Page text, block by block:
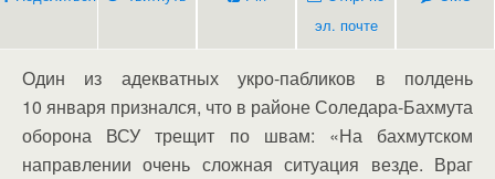
эл. почте
Один из адекватных укро-пабликов в полдень
10 января признался, что в районе Соледара-Бахмута
оборона ВСУ трещит по швам: «На бахмутском
направлении очень сложная ситуация везде. Враг